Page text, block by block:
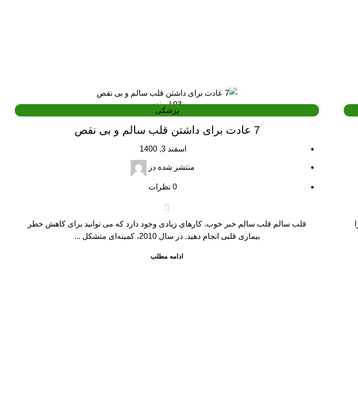
03 اسفند
پزشکی
7 عادت برای داشتن قلب سالم و بی نقص
اسفند 3, 1400
منتشر شده در
0 نظرات
قلب سالم قلب سالم خبر خوب. کارهای زیادی وجود دارد که می توانید برای کاهش خطر
بیماری قلبی انجام دهید. در سال 2010، کمیته‌ای متشکل ...
ادامه مطلب